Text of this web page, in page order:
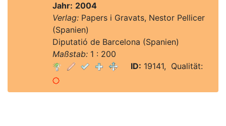
Jahr: 2004
Verlag:Papers i Gravats, Nestor Pellicer
(Spanien)
Diputatió de Barcelona (Spanien)
Maßstab:1 : 200
ID: 19141, Qualität: